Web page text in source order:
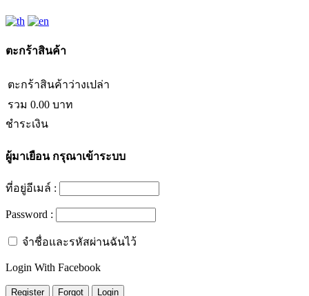
ตะกร้าสินค้า
ตะกร้าสินค้าว่างเปล่า
รวม 0.00 บาท
ชำระเงิน
ผู้มาเยือนกรุณาเข้าระบบ
ที่อยู่อีเมล์ :
Password :
จำชื่อและรหัสผ่านฉันไว้
Login With Facebook